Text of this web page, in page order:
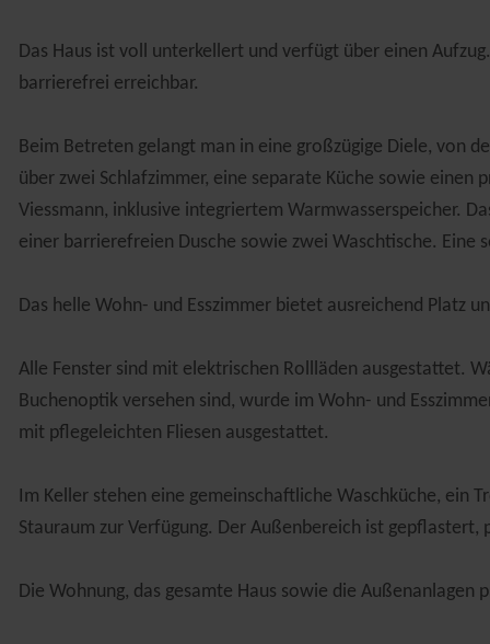
Das Haus ist voll unterkellert und verfügt über einen
barrierefrei erreichbar.
Beim Betreten gelangt man in eine großzügige Diele, von
über zwei Schlafzimmer, eine separate Küche sowie einen
Viessmann, inklusive integriertem Warmwasserspeicher.
einer barrierefreien Dusche sowie zwei Waschtische.
Das helle Wohn- und Esszimmer bietet ausreichend Platz
Alle Fenster sind mit elektrischen Rollläden ausgestattet.
Buchenoptik versehen sind, wurde im Wohn- und
mit pflegeleichten Fliesen ausgestattet.
Im Keller stehen eine gemeinschaftliche Waschküche, ein
Stauraum zur Verfügung. Der Außenbereich ist
Die Wohnung, das gesamte Haus sowie die Außenanlagen